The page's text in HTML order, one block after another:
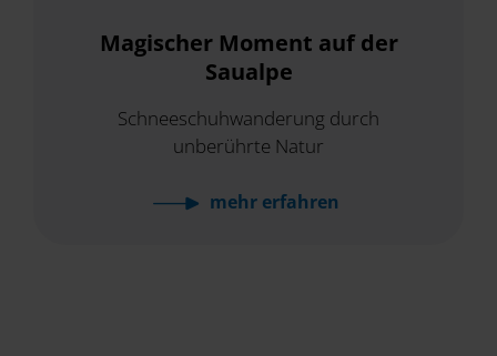
Magischer Moment auf der
Saualpe
Schneeschuhwanderung durch
unberührte Natur
mehrerfahren